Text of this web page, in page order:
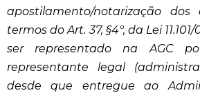
apostilamento/notarização dos
termos do Art. 37, §4º, da Lei
ser representado na AGC
representante legal
desde que entregue ao